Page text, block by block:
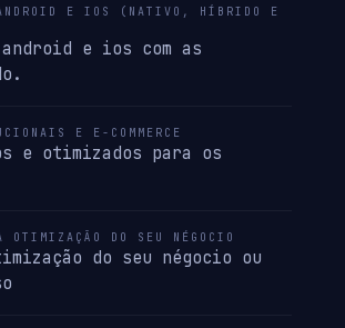
E IOS (NATIVO, HÍBRIDO E
android e ios com as
E E-COMMERCE
e otimizados para os
OTIMIZAÇÃO DO SEU NÉGOCIO
do seu négocio ou